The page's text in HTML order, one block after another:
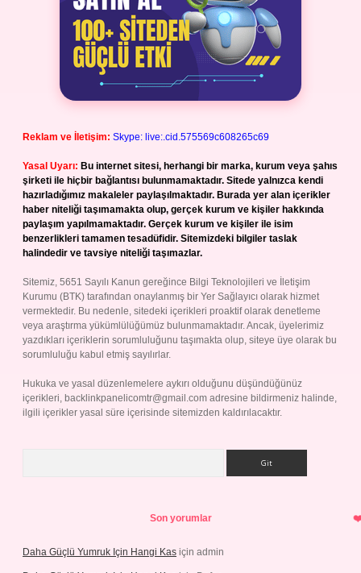
Reklam ve İletişim: Skype: live:.cid.575569c608265c69
Yasal Uyarı: Bu internet sitesi, herhangi bir marka, kurum veya şahıs
şirketi ile hiçbir bağlantısı bulunmamaktadır. Sitede yalnızca kendi
hazırladığımız makaleler paylaşılmaktadır. Burada yer alan içerikler
haber niteliği taşımamakta olup, gerçek kurum ve kişiler hakkında
paylaşım yapılmamaktadır. Gerçek kurum ve kişiler ile isim
benzerlikleri tamamen tesadüfidir. Sitemizdeki bilgiler taslak
halindedir ve tavsiye niteliği taşımazlar.
Sitemiz, 5651 Sayılı Kanun gereğince Bilgi Teknolojileri ve İletişim
Kurumu (BTK) tarafından onaylanmış bir Yer Sağlayıcı olarak hizmet
vermektedir. Bu nedenle, sitedeki içerikleri proaktif olarak denetleme
veya araştırma yükümlülüğümüz bulunmamaktadır. Ancak, üyelerimiz
yazdıkları içeriklerin sorumluluğunu taşımakta olup, siteye üye olarak bu
sorumluluğu kabul etmiş sayılırlar.
Hukuka ve yasal düzenlemelere aykırı olduğunu düşündüğünüz
içerikleri, backlinkpanelicomtr@gmail.com adresine bildirmeniz halinde,
ilgili içerikler yasal süre içerisinde sitemizden kaldırılacaktır.
Son yorumlar
Daha Güçlü Yumruk Için Hangi Kas için admin